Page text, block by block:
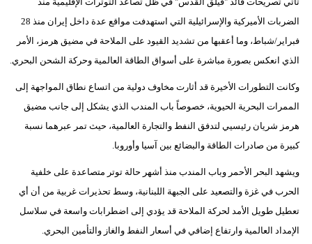
الضربات الأميركية والإسرائيلية التي استهدفت مواقع عدة داخل إيران منذ 28
فبراير/شباط، وما أعقبها من تشديد القيود على الملاحة في مضيق هرمز، الأمر
الذي انعكس بصورة مباشرة على أسواق الطاقة العالمية وحركة الشحن البحري.
وكانت التطورات الأخيرة قد أثارت مخاوف دولية من اتساع نطاق المواجهة إلى
الممرات البحرية الحيوية، خصوصاً باب المندب الذي يشكل إلى جانب مضيق
هرمز شريان رئيسيي لتدفق النفط والتجارة العالمية، حيث تمر عبرهما نسبة
كبيرة من صادرات الطاقة والبضائع بين آسيا وأوروبا.
ويشهد البحر الأحمر وباب المندب منذ أشهر حالة توتر متصاعدة على خلفية
الحرب في غزة والتصعيد على الجبهة اللبنانية، وسط تحذيرات غربية من أن أي
تعطيل طويل الأمد لحركة الملاحة قد يؤدي إلى اضطرابات واسعة في سلاسل
الإمداد العالمية وارتفاع إضافي في أسعار النفط والغاز والتأمين البحري.